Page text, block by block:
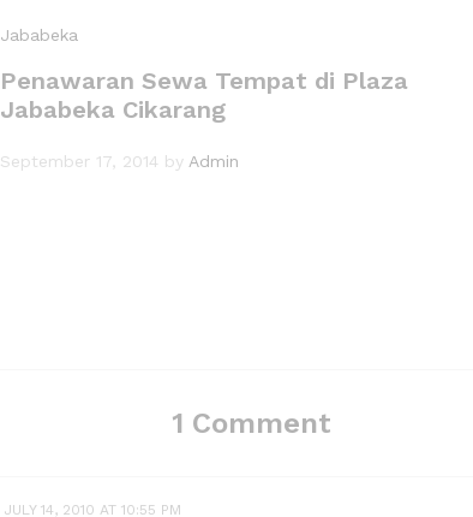
Jababeka
Penawaran Sewa Tempat di Plaza
Jababeka Cikarang
September 17, 2014 by Admin
1 Comment
JULY 14, 2010 AT 10:55 PM